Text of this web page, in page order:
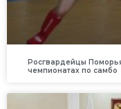
Росгвардейцы
чемпионатах по самбо